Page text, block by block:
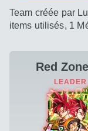
Team créée par
items utilisés, 1
Red